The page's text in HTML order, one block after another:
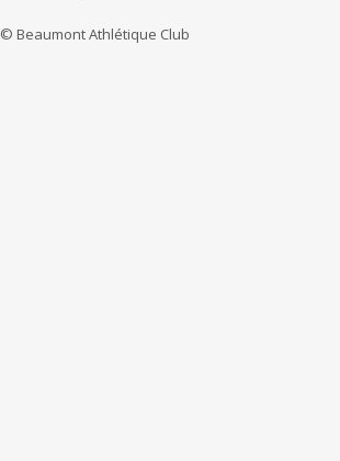
© Beaumont Athlétique Club